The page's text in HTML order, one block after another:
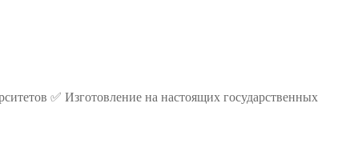
✅ Изготовление на настоящих государственных